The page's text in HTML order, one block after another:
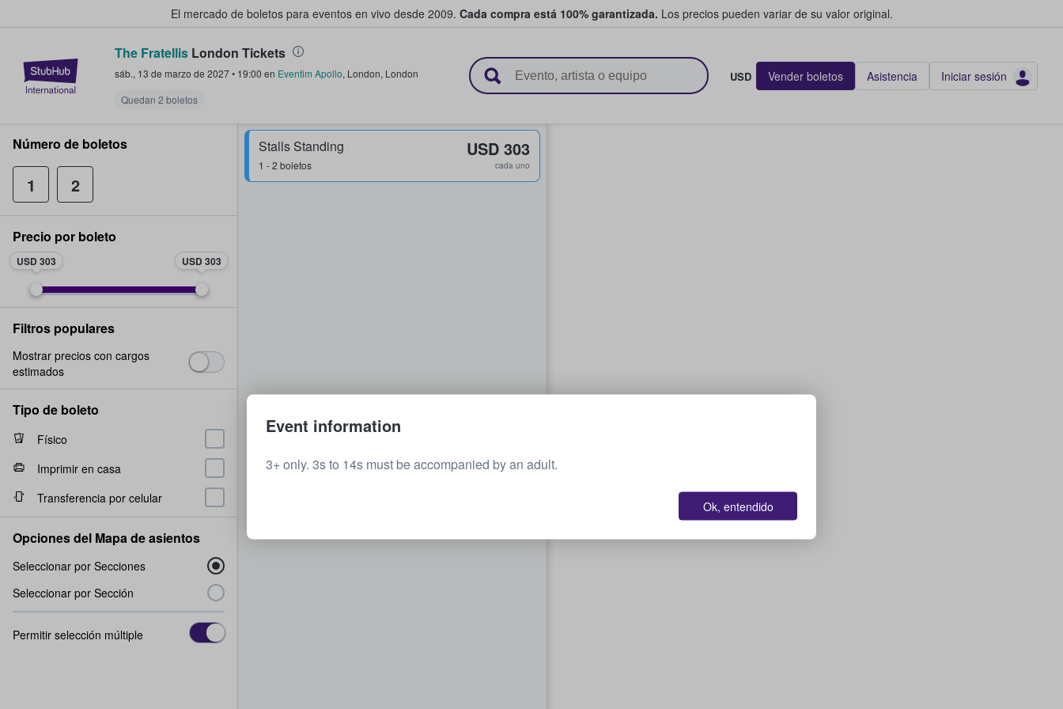
El mercado de boletos para eventos en vivo desde 2009. Cada compra está 100% garantizada. Los precios pueden variar de su valor original.
StubHub: donde los fans compran y venden boletos
The Fratellis London Tickets
sáb., 13 de marzo de 2027• 19:00 en Eventim Apollo, London, London
Quedan 2 boletos
USD Vender boletos Asistencia Iniciar sesión
Stalls Standing
1 - 2 boletos
USD 303
cada uno
Número de boletos
1 2
Precio por boleto
USD 303 USD 303
Filtros populares
Mostrar precios con cargos
estimados
Tipo de boleto
Físico
Imprimir en casa
Transferencia por celular
Opciones del Mapa de asientos
Seleccionar por Secciones
Seleccionar por Sección
Permitir selección múltiple
Event information
3+ only. 3s to 14s must be accompanied by an adult.
Ok, entendido